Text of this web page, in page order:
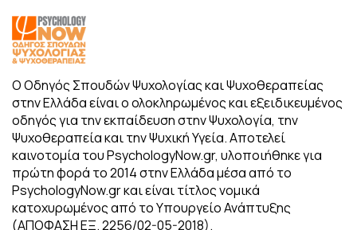
Ο Οδηγός Σπουδών Ψυχολογίας και Ψυχοθεραπείας
στην Ελλάδα είναι ο ολοκληρωμένος και εξειδικευμένος
οδηγός για την εκπαίδευση στην Ψυχολογία, την
Ψυχοθεραπεία και την Ψυχική Υγεία. Αποτελεί
καινοτομία του PsychologyNow.gr, υλοποιήθηκε για
πρώτη φορά το 2014 στην Ελλάδα μέσα από το
PsychologyNow.gr και είναι τίτλος νομικά
κατοχυρωμένος από το Υπουργείο Ανάπτυξης
(ΑΠΟΦΑΣΗ ΕΞ. 2256/02-05-2018).